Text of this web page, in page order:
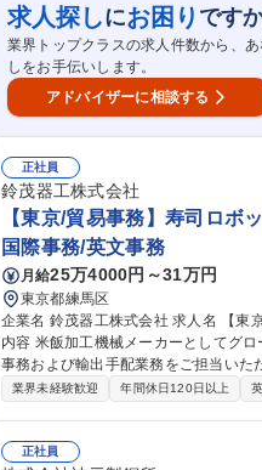
明細を作成します。土地の評価、未上場株
【相続財産評価業務:バックオフィス
求人探しにお困り です
業界トップクラスの求人件数から、
しをお手伝いします。
アドバイザーに相談する
正社員
鈴茂器工株式会社
【東京/貿易事務】寿司ロボ
国際事務/英文事務
月給25万4000円～31万円
東京都練馬区
企業名 鈴茂器工株式会社 求人名 【東京/貿易事務】寿司ロボットシェアNO.1/欧米・アジア向け輸出入業務 仕事の
内容 米飯加工機械メーカーとしてグ
事務および輸出手配業務をご担当いただきます。 ■各国販売店・海外子会社向けの輸出手
定処理および入金管理 ■輸出書類作
業界未経験歓迎 年間休日120日以上
正社員